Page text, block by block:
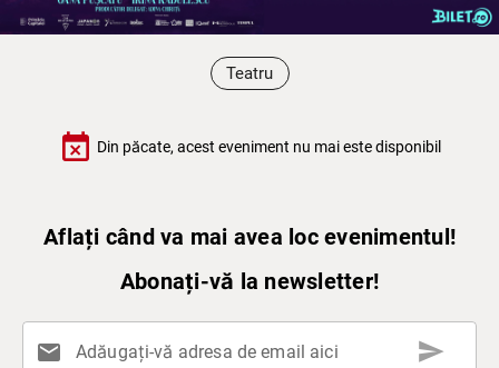
Teatru
event_busy Din păcate, acest eveniment nu mai este disponibil
Aflați când va mai avea loc evenimentul!
Abonați-vă la newsletter!
mail Adăugați-vă adresa de email aici send